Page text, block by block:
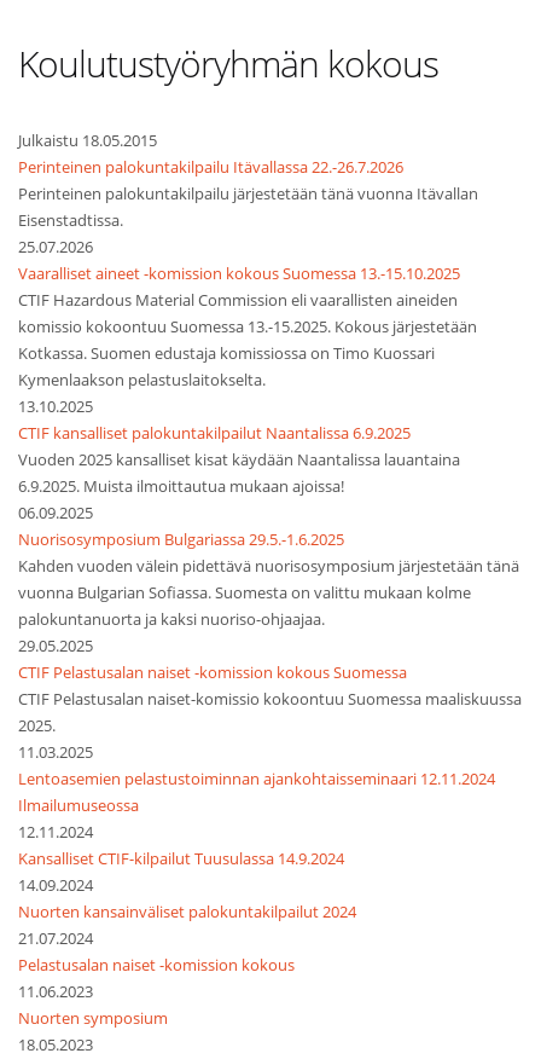
Koulutustyöryhmän kokous
Julkaistu 18.05.2015
Perinteinen palokuntakilpailu Itävallassa 22.-26.7.2026
Perinteinen palokuntakilpailu järjestetään tänä vuonna Itävallan
Eisenstadtissa.
25.07.2026
Vaaralliset aineet -komission kokous Suomessa 13.-15.10.2025
CTIF Hazardous Material Commission eli vaarallisten aineiden
komissio kokoontuu Suomessa 13.-15.2025. Kokous järjestetään
Kotkassa. Suomen edustaja komissiossa on Timo Kuossari
Kymenlaakson pelastuslaitokselta.
13.10.2025
CTIF kansalliset palokuntakilpailut Naantalissa 6.9.2025
Vuoden 2025 kansalliset kisat käydään Naantalissa lauantaina
6.9.2025. Muista ilmoittautua mukaan ajoissa!
06.09.2025
Nuorisosymposium Bulgariassa 29.5.-1.6.2025
Kahden vuoden välein pidettävä nuorisosymposium järjestetään tänä
vuonna Bulgarian Sofiassa. Suomesta on valittu mukaan kolme
palokuntanuorta ja kaksi nuoriso-ohjaajaa.
29.05.2025
CTIF Pelastusalan naiset -komission kokous Suomessa
CTIF Pelastusalan naiset-komissio kokoontuu Suomessa maaliskuussa
2025.
11.03.2025
Lentoasemien pelastustoiminnan ajankohtaisseminaari 12.11.2024
Ilmailumuseossa
12.11.2024
Kansalliset CTIF-kilpailut Tuusulassa 14.9.2024
14.09.2024
Nuorten kansainväliset palokuntakilpailut 2024
21.07.2024
Pelastusalan naiset -komission kokous
11.06.2023
Nuorten symposium
18.05.2023